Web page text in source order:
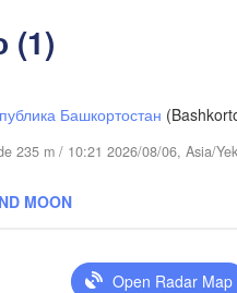
(1)
Башкортостан
235 m / 10:21 2026/08/06, Asia/
MOON
Open Radar Map